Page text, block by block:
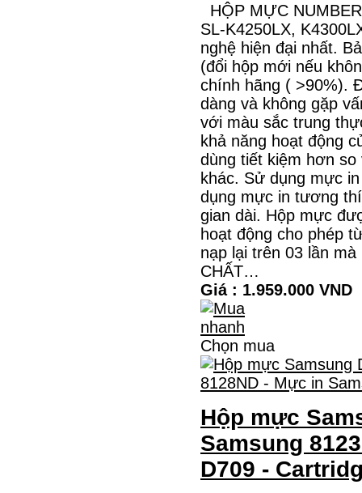
HỘP MỰC
SL-K4250LX,
nghệ hiện đại nhất.
(đổi hộp mới nếu
chính hãng ( >90%).
dàng và không gặp
với màu sắc trung
khả năng hoạt động
dùng tiết kiệm hơn
khác. Sử dụng mực
dụng mực in tương
gian dài. Hộp mực
hoạt động cho phép
nạp lại trên 03 lần
CHẤT…
Giá : 1.959.000 VND
Chọn mua
Hộp mực
Samsung
D709 -